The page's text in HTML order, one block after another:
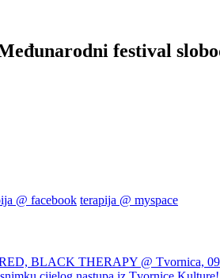
festival
@ facebook terapija @ myspace
BLACK THERAPY @ Tvornica,